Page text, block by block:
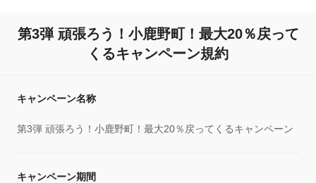
第3弾 頑張ろう！小鹿野町！最大20％戻って
くるキャンペーン規約
キャンペーン名称
第3弾 頑張ろう！小鹿野町！最大20％戻ってくるキャンペーン
キャンペーン期間